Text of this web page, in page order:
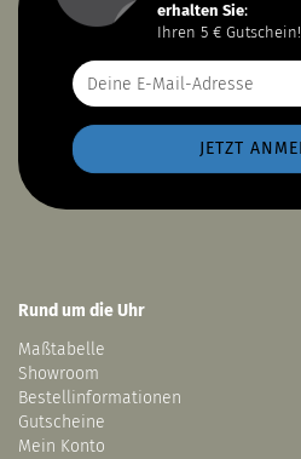
erhalten Sie:
Ihren 5 € Gutschein!
Rund um die Uhr
Maßtabelle
Showroom
Bestellinformationen
Gutscheine
Mein Konto